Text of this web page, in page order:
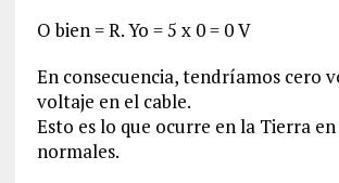
O bien = R. Yo = 5 x 0 = 0 V
En consecuencia, tendríamos cero
voltaje en el cable.
Esto es lo que ocurre en la Tierra
normales.